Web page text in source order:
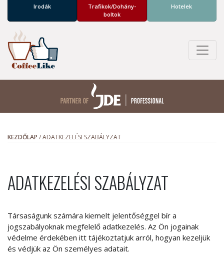
Irodák
Trafikok/­Dohány­
boltok
Hotelek
KEZDŐLAP /ADATKEZELÉSI SZABÁLYZAT
ADATKEZELÉSI SZABÁLYZAT
Társaságunk számára kiemelt jelentőséggel bír a
jogszabályoknak megfelelő adatkezelés. Az Ön jogainak
védelme érdekében itt tájékoztatjuk arról, hogyan kezeljük
és védjük az Ön személyes adatait.